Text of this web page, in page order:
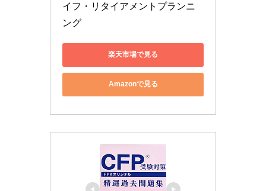
イフ・リタイアメントプランニ
ング
楽天市場で見る
Amazonで見る